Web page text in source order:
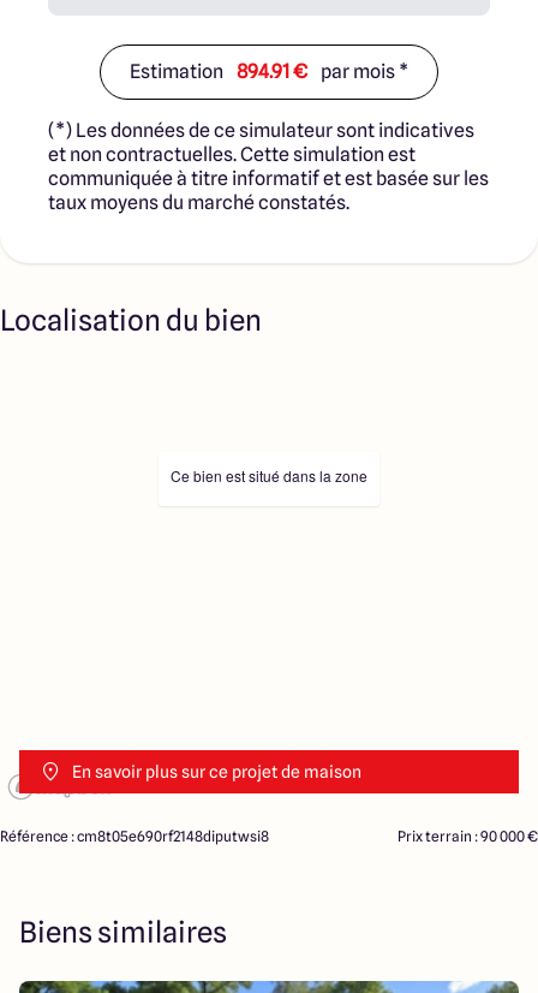
Estimation 894.91 € par mois *
(*) Les données de ce simulateur sont indicatives
et non contractuelles. Cette simulation est
communiquée à titre informatif et est basée sur les
taux moyens du marché constatés.
Localisation du bien
En savoir plus sur ce projet de maison
Ce bien est situé dans la zone
Référence : cm8t05e690rf2148diputwsi8 Prix terrain : 90 000 €
Biens similaires